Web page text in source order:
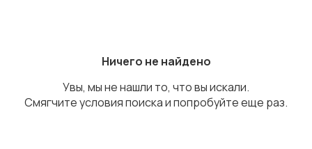
Цифровые фоторамкиНичего не найдено
Увы, мы не нашли то, что вы искали.
Смягчите условия поиска и попробуйте еще раз.